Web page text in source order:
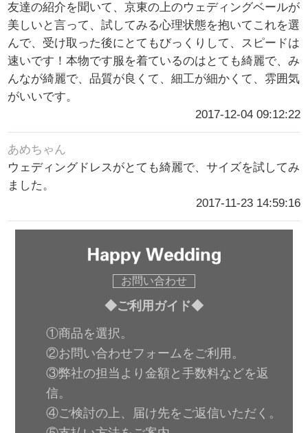
友達の紹介を聞いて、京東の上のウェディングベールが
美しいと言って、試してみる心理状態を抱いてこれを選
んで、受け取った後にとてもびっくりして、スピードは
速いです！本物です服を着ているのはとても綺麗で、み
んなが綺麗で、品質が良くて、細工が細かくて、雰囲気
がいいです。
2017-12-04 09:12:22
あめちゃん
ウェディングドレスがとても綺麗で、サイズを試してみ
ました。
2017-11-23 14:59:16
お問い合わせ
◆ご利用ガイド◆
①商品を選択。
②お問い合わせフォームをご利用。
③弊社の担当より金額と手数料などを返
信。
④ご検討の上、届け先をご返信いただく。